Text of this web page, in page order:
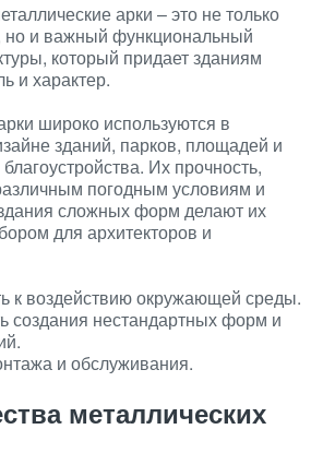
арки – это не только
но и важный функциональный
который придает зданиям
и характер.
широко используются в
зданий, парков, площадей и
Их прочность,
погодным условиям и
сложных форм делают их
для архитекторов и
к воздействию окружающей среды.
создания нестандартных форм и
и обслуживания.
металлических